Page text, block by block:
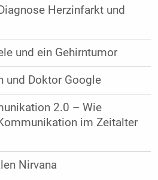
Herzinfarkt und
und ein Gehirntumor
und Doktor Google
2.0 – Wie
im Zeitalter
Nirvana